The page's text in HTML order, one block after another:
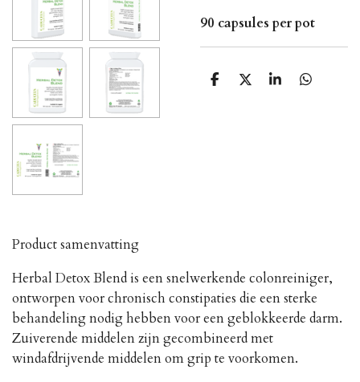
90 capsules per pot
D
D
S
D
Product samenvatting
Herbal Detox Blend is een snelwerkende colonreiniger,
ontworpen voor chronisch constipaties die een sterke
behandeling nodig hebben voor een geblokkeerde darm.
Zuiverende middelen zijn gecombineerd met
windafdrijvende middelen om grip te voorkomen.